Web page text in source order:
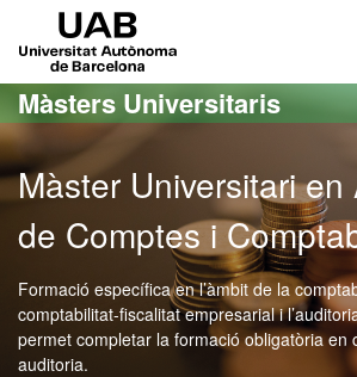
Ves al contingut principal
Ves a la navegació de la pàgina
Màsters Universitaris
Màster Universitari en
de Comptes i
Formació específica en l’àmbit de la
comptabilitat-fiscalitat empresarial i
permet completar la formació obligatòria en
auditoria.